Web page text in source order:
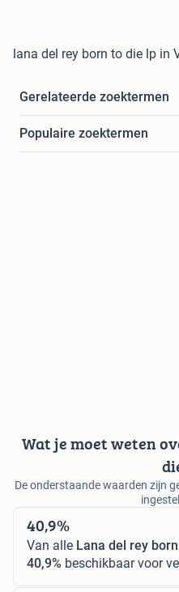
lana del rey born to die lp in
Gerelateerde zoektermen
Populaire zoektermen
Wat je moet weten
De onderstaande waarden zijn
40,9%
Van alle Lana del rey
40,9% beschikbaar voor